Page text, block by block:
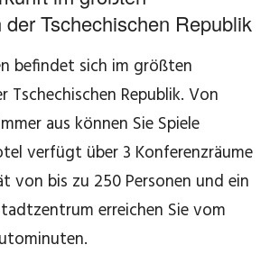
der Tschechischen Republik
befindet sich im größten
Tschechischen Republik. Von
aus können Sie Spiele
verfügt über 3 Konferenzräume
von bis zu 250 Personen und ein
erreichen Sie vom